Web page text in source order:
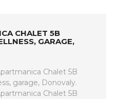
CHALET 5B
GARAGE,
Chalet 5B
garage, Donovaly.
Chalet 5B